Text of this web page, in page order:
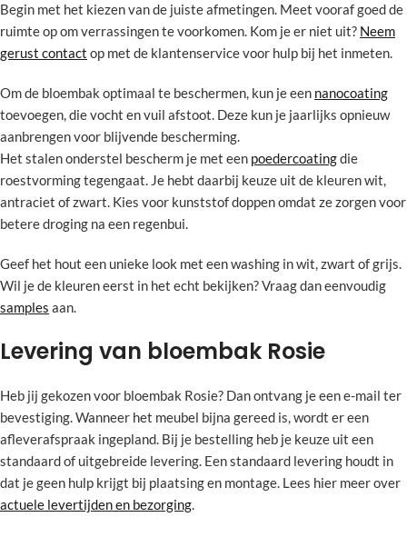
Begin met het kiezen van de juiste afmetingen. Meet vooraf goed de
ruimte op om verrassingen te voorkomen. Kom je er niet uit? Neem
gerust contact op met de klantenservice voor hulp bij het inmeten.
Om de bloembak optimaal te beschermen, kun je een nanocoating
toevoegen, die vocht en vuil afstoot. Deze kun je jaarlijks opnieuw
aanbrengen voor blijvende bescherming.
Het stalen onderstel bescherm je met een poedercoatingdie
roestvorming tegengaat. Je hebt daarbij keuze uit de kleuren wit,
antraciet of zwart. Kies voor kunststof doppen omdat ze zorgen voor
betere droging na een regenbui.
Geef het hout een unieke look met een washing in wit, zwart of grijs.
Wil je de kleuren eerst in het echt bekijken? Vraag dan eenvoudig
samples aan.
Levering van bloembak Rosie
Heb jij gekozen voor bloembak Rosie? Dan ontvang je een e-mail ter
bevestiging. Wanneer het meubel bijna gereed is, wordt er een
afleverafspraak ingepland. Bij je bestelling heb je keuze uit een
standaard of uitgebreide levering. Een standaard levering houdt in
dat je geen hulp krijgt bij plaatsing en montage. Lees hier meer over
actuele levertijden en bezorging.